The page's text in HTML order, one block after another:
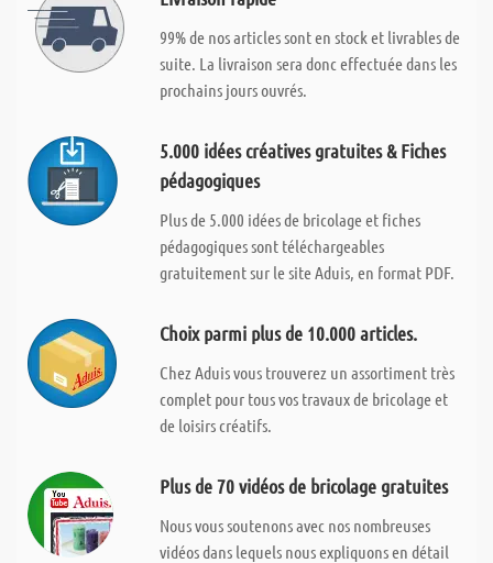
99% de nos articles sont en stock et livrables de
suite. La livraison sera donc effectuée dans les
prochains jours ouvrés.
5.000 idées créatives gratuites & Fiches
pédagogiques
Plus de 5.000 idées de bricolage et fiches
pédagogiques sont téléchargeables
gratuitement sur le site Aduis, en format PDF.
Choix parmi plus de 10.000 articles.
Chez Aduis vous trouverez un assortiment très
complet pour tous vos travaux de bricolage et
de loisirs créatifs.
Plus de 70 vidéos de bricolage gratuites
Nous vous soutenons avec nos nombreuses
vidéos dans lequels nous expliquons en détail